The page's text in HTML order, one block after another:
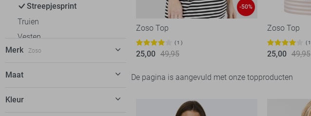
Streepjesprint
Truien
Vesten
Jassen
Merk Zoso
Geisha 4
Jacqueline de Yong
Maat
XS
Kleur
-50%
Zoso Top
1
25,00 49,95
Zoso Top
1
25,00 49,95
De pagina is aangevuld met onze topproducten